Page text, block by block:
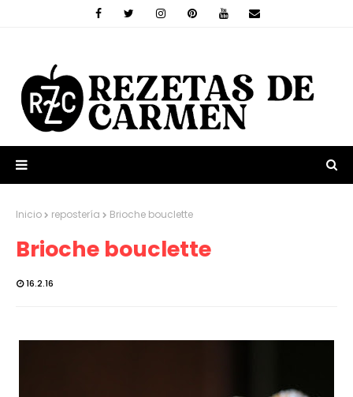
Inicio repostería Brioche bouclette
Brioche bouclette
16.2.16